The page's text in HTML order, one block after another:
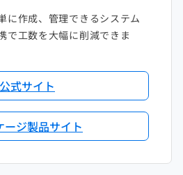
に作成、管理できるシステム
で工数を大幅に削減できま
公式サイト
ージ製品サイト